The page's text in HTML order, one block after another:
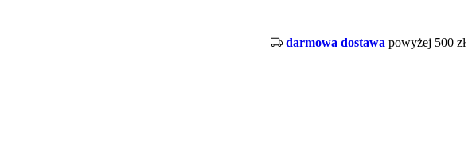
darmowa dostawa powyżej 500 zł